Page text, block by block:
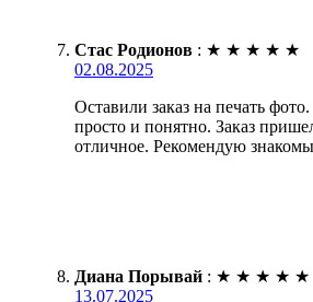
Стас Родионов : ★ ★ ★ ★ ★
02.08.2025
Оставили заказ на печать
просто и понятно. Заказ
отличное. Рекомендую
Диана Порывай : ★ ★ ★ ★ ★
13.07.2025